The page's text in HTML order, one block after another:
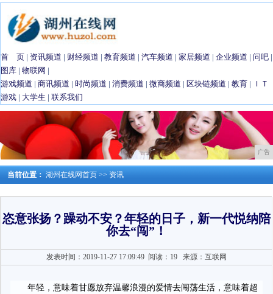
首 页 | 资讯频道 | 财经频道 | 教育频道 | 汽车频道 | 家居频道 | 企业频道 | 问吧 |
图库 | 物联网 |
游戏频道 | 商讯频道 | 时尚频道 | 消费频道 | 微商频道 | 区块链频道 | 教育 |
ＩＴ
游戏 | 大学生 | 联系我们
广告
当前位置： 湖州在线网首页 >> 资讯
恣意张扬？躁动不安？年轻的日子，新一代悦纳陪
你去“闯”！
发表时间：2019-11-27 17:09:49 阅读：19来源：互联网
年轻，意味着甘愿放弃温馨浪漫的爱情去闯荡生活，意味着超